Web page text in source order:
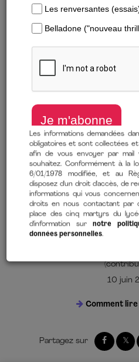
La (r)évolution des
Mathieu Baudin
10 juin
Comment lire
Les informations demandées
obligatoires et sont collectées et
afin de vous envoyer par mail
souhaitez. Conformément à la
6/01/1978 modifiée, et au
disposez d'un droit d'accès, de
informations qui vous
droits en nous contactant par
place des cinq martyrs du
d'information sur